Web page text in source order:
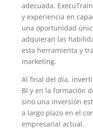
adecuada.
y experiencia en
una oportunidad
adquieran las
esta herramienta y
marketing.
Al final del día,
BI y en la formación
sino una inversión
a largo plazo en el
empresarial actual.